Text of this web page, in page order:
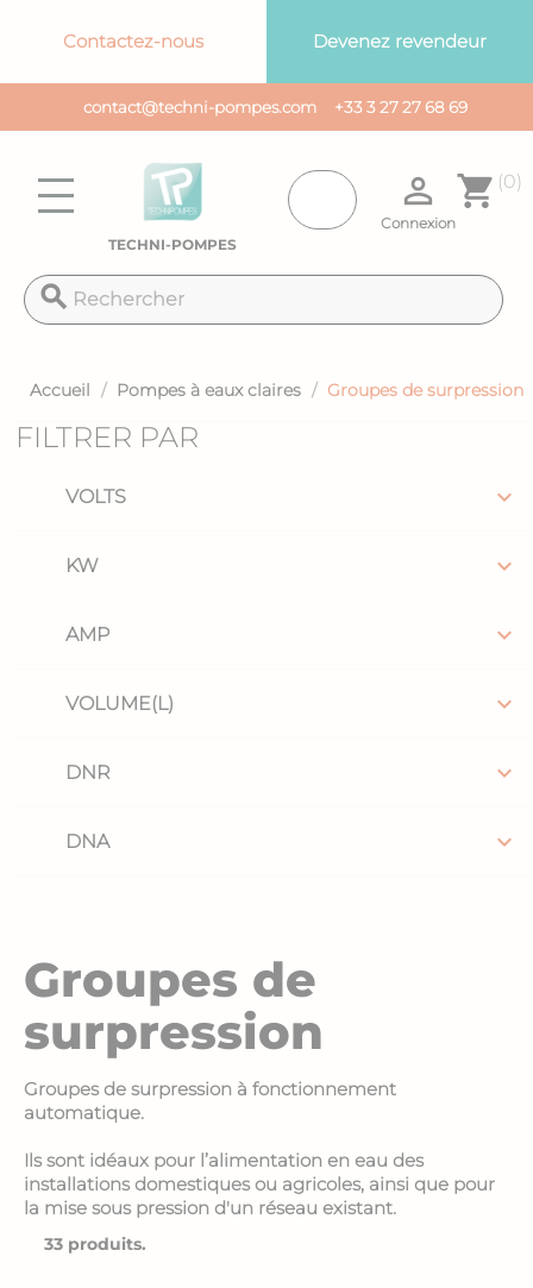
Contactez-nous Devenez revendeur
contact@techni-pompes.com +33 3 27 27 68 69
TECHNI-POMPES

Connexion
shopping_cart (0)
search
Accueil Pompes à eaux claires Groupes de surpression
FILTRER PAR
VOLTS 
KW 
AMP 
VOLUME(L) 
DNR 
DNA 
Groupes de
surpression
Groupes de surpression à fonctionnement
automatique.
Ils sont idéaux pour l’alimentation en eau des
installations domestiques ou agricoles, ainsi que pour
la mise sous pression d'un réseau existant.
33 produits.